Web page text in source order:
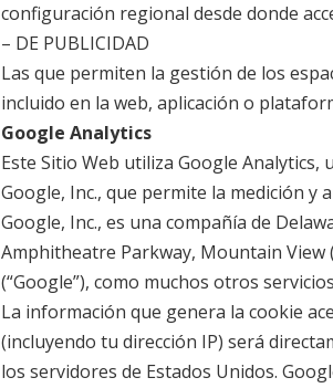
configuración regional desde donde
– DE PUBLICIDAD
Las que permiten la gestión de los
incluido en la web, aplicación o
Google Analytics
Este Sitio Web utiliza Google
Google, Inc., que permite la medición y
Google, Inc., es una compañía de
Amphitheatre Parkway, Mountain View
(“Google”), como muchos otros
La información que genera la cookie
(incluyendo tu dirección IP) será
los servidores de Estados Unidos.